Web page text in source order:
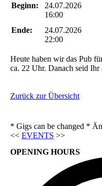
Beginn:
24.07.2026
16:00
Ende:
24.07.2026
22:00
Heute haben wir das Pub
ca. 22 Uhr. Danach seid
Zurück zur Übersicht
* Gigs can be changed *
<< EVENTS >>
OPENING HOURS